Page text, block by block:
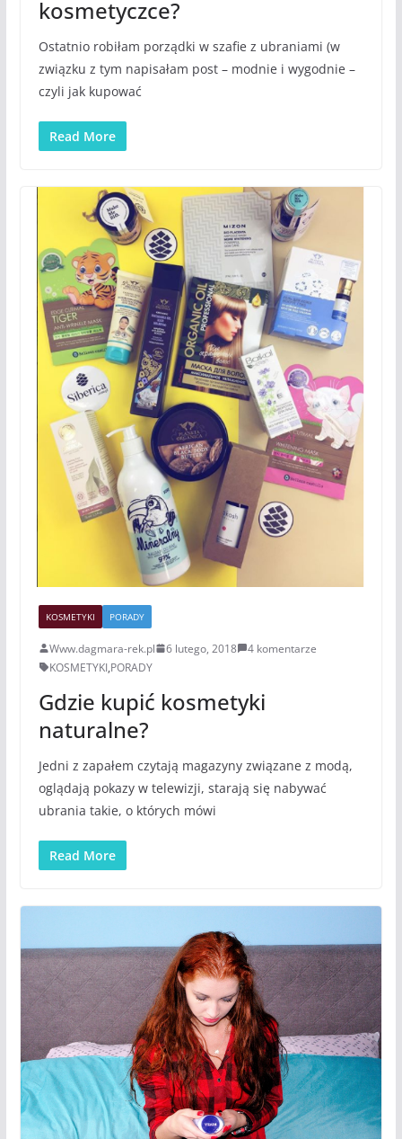
kosmetyczce?
Ostatnio robiłam porządki w szafie z ubraniami (w
związku z tym napisałam post – modnie i wygodnie –
czyli jak kupować
Read More
KOSMETYKI PORADY
Www.dagmara-rek.pl 6 lutego, 2018
4 komentarze
KOSMETYKI,PORADY
Gdzie kupić kosmetyki
naturalne?
Jedni z zapałem czytają magazyny związane z modą,
oglądają pokazy w telewizji, starają się nabywać
ubrania takie, o których mówi
Read More